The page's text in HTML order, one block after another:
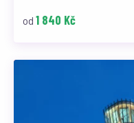
od 1 840 Kč